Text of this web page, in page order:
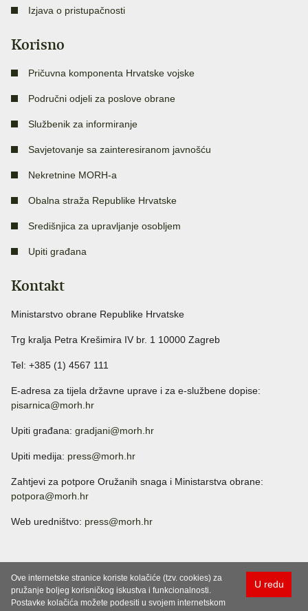
Izjava o pristupačnosti
Korisno
Pričuvna komponenta Hrvatske vojske
Područni odjeli za poslove obrane
Službenik za informiranje
Savjetovanje sa zainteresiranom javnošću
Nekretnine MORH-a
Obalna straža Republike Hrvatske
Središnjica za upravljanje osobljem
Upiti građana
Kontakt
Ministarstvo obrane Republike Hrvatske
Trg kralja Petra Krešimira IV br. 1 10000 Zagreb
Tel: +385 (1) 4567 111
E-adresa za tijela državne uprave i za e-službene dopise:
pisarnica@morh.hr
Upiti građana: gradjani@morh.hr
Upiti medija: press@morh.hr
Zahtjevi za potpore Oružanih snaga i Ministarstva obrane:
potpora@morh.hr
Web uredništvo: press@morh.hr
U redu
Ove internetske stranice koriste kolačiće (tzv. cookies) za
pružanje boljeg korisničkog iskustva i funkcionalnosti.
Postavke kolačića možete podesiti u svojem internetskom